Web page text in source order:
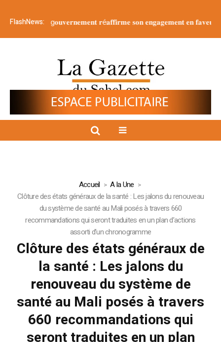
FlashNews:
: 𝐥𝐞 g𝐨𝐮𝐯𝐞𝐫𝐧𝐞𝐦𝐞𝐧𝐭 𝐫é𝐚𝐟𝐟𝐢𝐫𝐦𝐞 𝐬𝐨𝐧 𝐞𝐧𝐠𝐚𝐠𝐞𝐦𝐞𝐧𝐭 𝐞𝐧 𝐟𝐚𝐯𝐞𝐮𝐫 𝐝’𝐮𝐧𝐞
Accueil
A la Une
Clôture des états généraux de la santé : Les jalons du renouveau
du système de santé au Mali posés à travers 660
recommandations qui seront traduites en un plan d’actions
assorti d’un chronogramme
Clôture des états généraux de
la santé : Les jalons du
renouveau du système de
santé au Mali posés à travers
660 recommandations qui